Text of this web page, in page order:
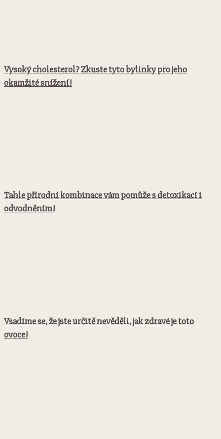
Vysoký cholesterol? Zkuste tyto bylinky pro jeho
okamžité snížení!
Tahle přírodní kombinace vám pomůže s detoxikací i
odvodněním!
Vsadíme se, že jste určitě nevěděli, jak zdravé je toto
ovoce!